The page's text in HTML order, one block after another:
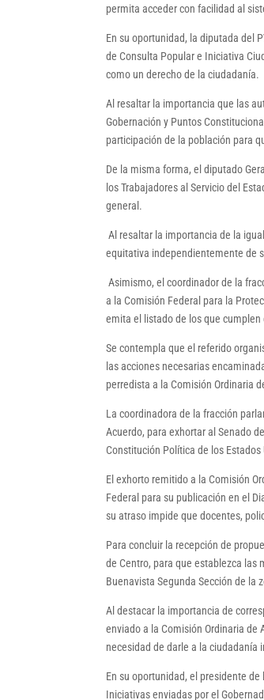
permita acceder con facilidad al
En su oportunidad, la diputada del
de Consulta Popular e Iniciativa
como un derecho de la ciudadanía.
Al resaltar la importancia que las
Gobernación y Puntos
participación de la población para
De la misma forma, el diputado
los Trabajadores al Servicio del
general.
Al resaltar la importancia de la
equitativa independientemente de
Asimismo, el coordinador de la
a la Comisión Federal para la
emita el listado de los que
Se contempla que el referido
las acciones necesarias
perredista a la Comisión Ordinaria
La coordinadora de la fracción
Acuerdo, para exhortar al Senado
Constitución Política de los
El exhorto remitido a la Comisión
Federal para su publicación en el
su atraso impide que docentes,
Para concluir la recepción de
de Centro, para que establezca las
Buenavista Segunda Sección de la
Al destacar la importancia de
enviado a la Comisión Ordinaria de
necesidad de darle a la ciudadanía
En su oportunidad, el presidente
Iniciativas enviadas por el